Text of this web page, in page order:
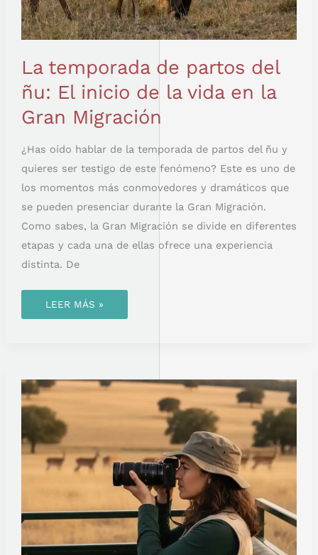
La temporada de partos del
ñu: El inicio de la vida en la
Gran Migración
¿Has oído hablar de la temporada de partos del ñu y
quieres ser testigo de este fenómeno? Este es uno de
los momentos más conmovedores y dramáticos que
se pueden presenciar durante la Gran Migración.
Como sabes, la Gran Migración se divide en diferentes
etapas y cada una de ellas ofrece una experiencia
distinta. De
LEER MÁS »
TODO
LO
DEBES
SABER
SOBRE
EL
ASEO
EN
UN
SAFARI